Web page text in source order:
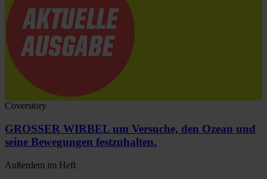
Coverstory
GROSSER WIRBEL um Versuche, den Ozean und
seine Bewegungen festzuhalten.
Außerdem im Heft